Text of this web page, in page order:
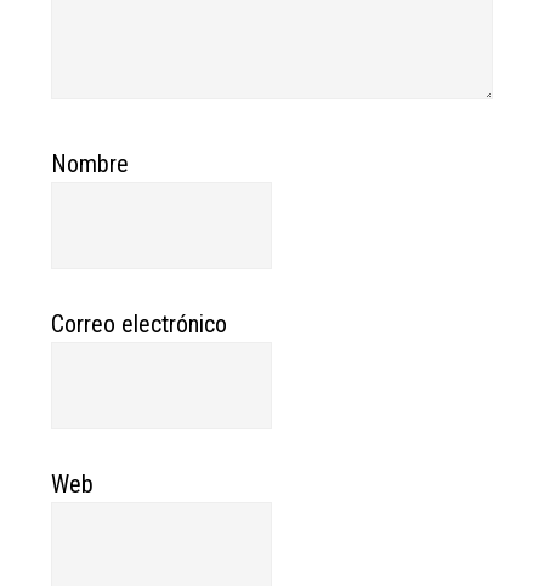
Nombre
Correo electrónico
Web